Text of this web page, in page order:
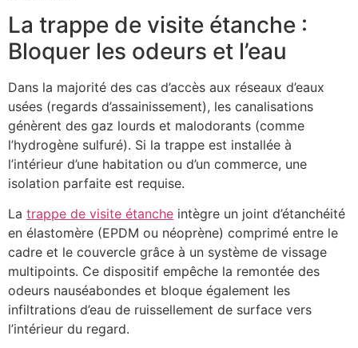
La trappe de visite étanche :
Bloquer les odeurs et l’eau
Dans la majorité des cas d’accès aux réseaux d’eaux
usées (regards d’assainissement), les canalisations
génèrent des gaz lourds et malodorants (comme
l’hydrogène sulfuré). Si la trappe est installée à
l’intérieur d’une habitation ou d’un commerce, une
isolation parfaite est requise.
La trappe de visite étanche intègre un joint d’étanchéité
en élastomère (EPDM ou néoprène) comprimé entre le
cadre et le couvercle grâce à un système de vissage
multipoints. Ce dispositif empêche la remontée des
odeurs nauséabondes et bloque également les
infiltrations d’eau de ruissellement de surface vers
l’intérieur du regard.